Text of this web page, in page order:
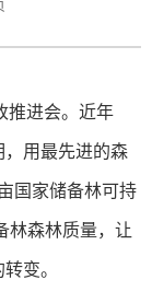
进会。近年
用最先进的森
国家储备林可持
林森林质量，让
变。